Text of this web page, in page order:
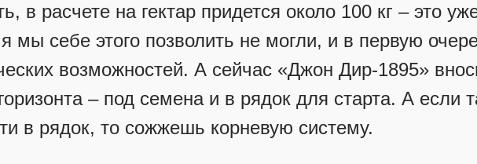
в расчете на гектар придется около 100 кг – это
мы себе этого позволить не могли, и в первую
возможностей. А сейчас «Джон Дир-1895»
– под семена и в рядок для старта. А если
в рядок, то сожжешь корневую систему.